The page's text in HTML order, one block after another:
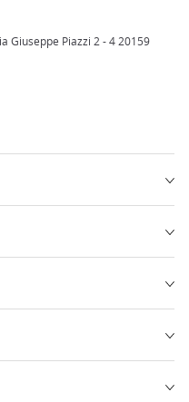
Giuseppe Piazzi 2 - 4 20159